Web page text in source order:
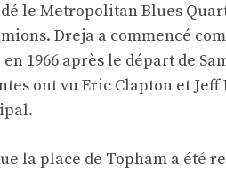
le Metropolitan Blues
Dreja a commencé
en 1966 après le départ de
ont vu Eric Clapton et
la place de Topham a été